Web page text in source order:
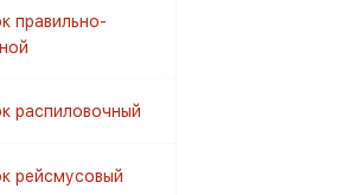
правильно-
распиловочный
рейсмусовый